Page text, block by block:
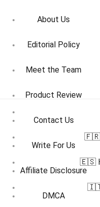
About Us
Editorial Policy
Meet the Team
Product Review
Contact Us
Write For Us
Affiliate Disclosure
DMCA
🇫🇷
🇪🇸
🇮🇹